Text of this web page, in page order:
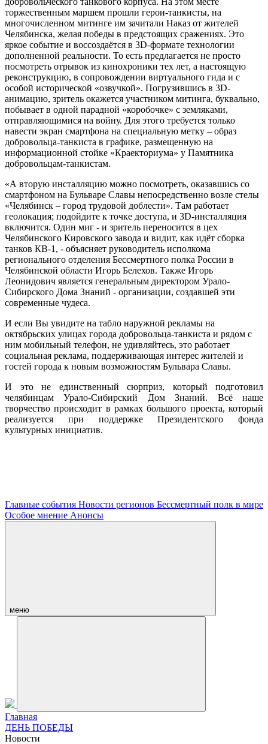
торжественным маршем прошли герои-танкисты, на
многочисленном митинге им зачитали Наказ от жителей
Челябинска, желая победы в предстоящих сражениях. Это
яркое событие и воссоздаётся в 3D-формате технологии
дополненной реальности. То есть предлагается не просто
посмотреть отрывок из кинохроники тех лет, а настоящую
реконструкцию, в сопровождении виртуального гида и с
особой исторической «озвучкой». Погрузившись в 3D-
анимацию, зритель окажется участником митинга, буквально,
побывает в одной парадной «коробочке» с земляками,
отправляющимися на войну. Для этого требуется только
навести экран смартфона на специальную метку – образ
добровольца-танкиста в графике, размещенную на
информационной стойке «Краекториума» у Памятника
добровольцам-танкистам.
«А вторую инсталляцию можно посмотреть, оказавшись со
смартфоном на Бульваре Славы непосредственно возле стелы
«Челябинск – город трудовой доблести». Там работает
геолокация; подойдите к точке доступа, и 3D-инсталляция
включится. Один миг - и зритель переносится в цех
Челябинского Кировского завода и видит, как идёт сборка
танков КВ-1, - объясняет руководитель исполкома
регионального отделения Бессмертного полка России в
Челябинской области Игорь Белехов. Также Игорь
Леонидович является генеральным директором Урало-
Сибирского Дома Знаний - организации, создавшей эти
современные чудеса.
И если Вы увидите на табло наружной рекламы на
октябрьских улицах города добровольца-танкиста и рядом с
ним мобильный телефон, не удивляйтесь, это работает
социальная реклама, поддерживающая интерес жителей и
гостей города к новым возможностям Бульвара Славы.
И это не единственный сюрприз, который подготовил
челябинцам Урало-Сибирский Дом Знаний. Всё наше
творчество происходит в рамках большого проекта, который
реализуется при поддержке Президентского фонда
культурных инициатив.
Главные события Новости регионов Бессмертный полк в мире
Особое мнение Анонсы
меню
Главная
ДЕНЬ ПОБЕДЫ
Новости